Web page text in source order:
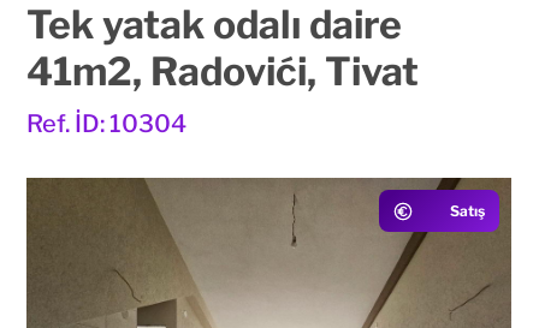
Tek yatak odalı daire
41m2, Radovići, Tivat
Ref. İD: 10304
Satış